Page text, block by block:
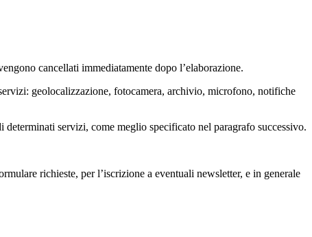
cancellati immediatamente dopo l’elaborazione.
geolocalizzazione, fotocamera, archivio, microfono, notifiche
servizi, come meglio specificato nel paragrafo successivo.
richieste, per l’iscrizione a eventuali newsletter, e in generale